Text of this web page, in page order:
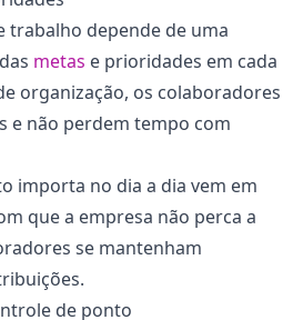
trabalho depende de uma
metas e prioridades em cada
organização, os colaboradores
e não perdem tempo com
importa no dia a dia vem em
que a empresa não perca a
se mantenham
de ponto